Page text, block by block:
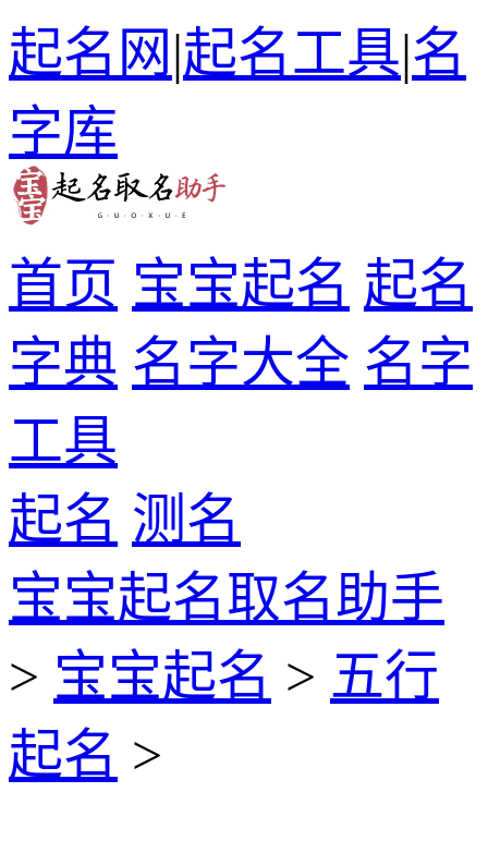
起名网|起名工具|名
字库
首页 宝宝起名 起名
字典 名字大全 名字
工具
起名 测名
宝宝起名取名助手
> 宝宝起名 > 五行
起名 >